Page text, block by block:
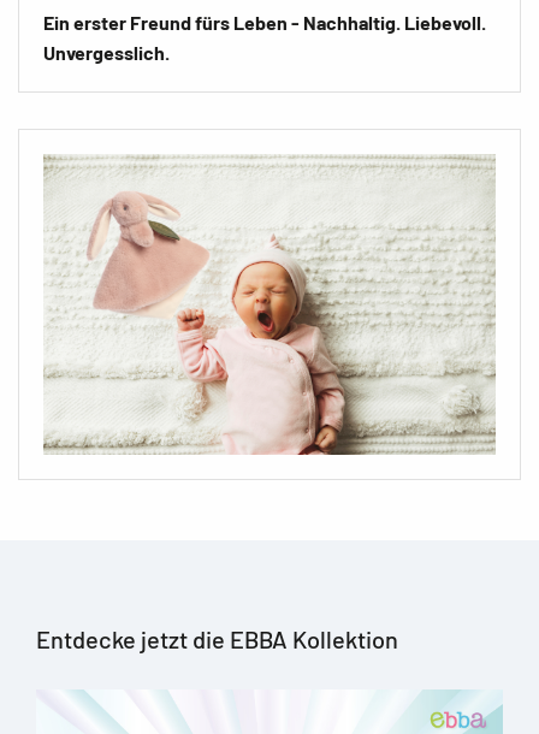
Ein erster Freund fürs Leben - Nachhaltig. Liebevoll.
Unvergesslich.
Entdecke jetzt die EBBA Kollektion